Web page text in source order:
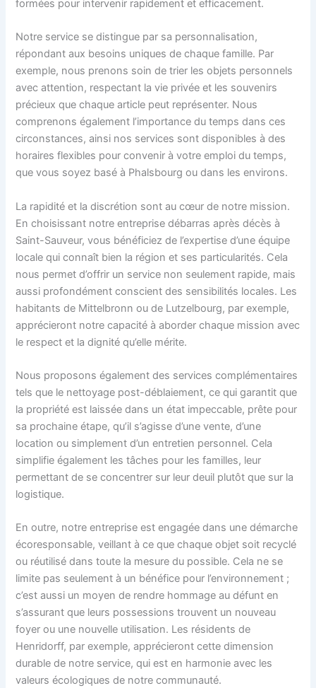
formées pour intervenir rapidement et efficacement.
Notre service se distingue par sa personnalisation,
répondant aux besoins uniques de chaque famille. Par
exemple, nous prenons soin de trier les objets personnels
avec attention, respectant la vie privée et les souvenirs
précieux que chaque article peut représenter. Nous
comprenons également l’importance du temps dans ces
circonstances, ainsi nos services sont disponibles à des
horaires flexibles pour convenir à votre emploi du temps,
que vous soyez basé à Phalsbourg ou dans les environs.
La rapidité et la discrétion sont au cœur de notre mission.
En choisissant notre entreprise débarras après décès à
Saint-Sauveur, vous bénéficiez de l’expertise d’une équipe
locale qui connaît bien la région et ses particularités. Cela
nous permet d’offrir un service non seulement rapide, mais
aussi profondément conscient des sensibilités locales. Les
habitants de Mittelbronn ou de Lutzelbourg, par exemple,
apprécieront notre capacité à aborder chaque mission avec
le respect et la dignité qu’elle mérite.
Nous proposons également des services complémentaires
tels que le nettoyage post-déblaiement, ce qui garantit que
la propriété est laissée dans un état impeccable, prête pour
sa prochaine étape, qu’il s’agisse d’une vente, d’une
location ou simplement d’un entretien personnel. Cela
simplifie également les tâches pour les familles, leur
permettant de se concentrer sur leur deuil plutôt que sur la
logistique.
En outre, notre entreprise est engagée dans une démarche
écoresponsable, veillant à ce que chaque objet soit recyclé
ou réutilisé dans toute la mesure du possible. Cela ne se
limite pas seulement à un bénéfice pour l’environnement ;
c’est aussi un moyen de rendre hommage au défunt en
s’assurant que leurs possessions trouvent un nouveau
foyer ou une nouvelle utilisation. Les résidents de
Henridorff, par exemple, apprécieront cette dimension
durable de notre service, qui est en harmonie avec les
valeurs écologiques de notre communauté.